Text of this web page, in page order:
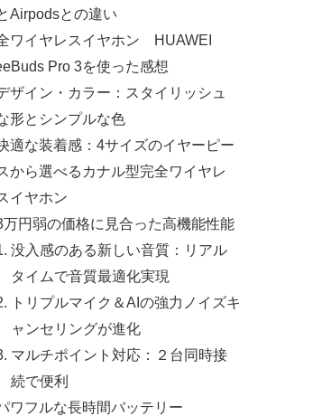
Airpodsとの違い
ワイヤレスイヤホン HUAWEI
Pro 3を使った感想
ザイン・カラー：スタイリッシュ
形とシンプルな色
適な装着感：4サイズのイヤーピー
から選べるカナル型完全ワイヤレ
イヤホン
万円弱の価格に見合った高機能性能
没入感のある新しい音質：リアル
タイムで音質最適化実現
トリプルマイク＆AIの強力ノイズキ
ャンセリングが進化
マルチポイント対応：２台同時接
続で便利
ワフルな長時間バッテリー